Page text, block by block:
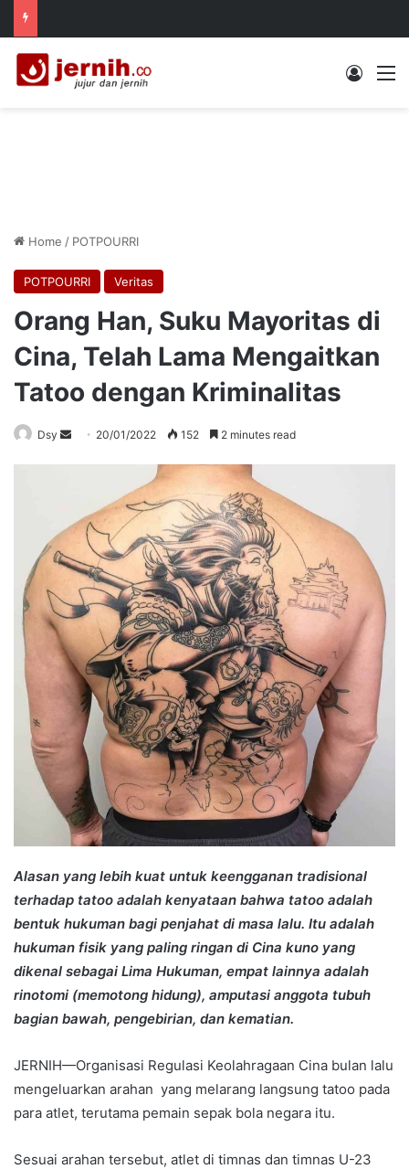
Log In
Home / POTPOURRI
POTPOURRI Veritas
Orang Han, Suku Mayoritas di
Cina, Telah Lama Mengaitkan
Tatoo dengan Kriminalitas
Dsy
Send 20/01/2022 152 2 minutes read
Alasan yang lebih kuat untuk keengganan tradisional
terhadap tatoo adalah kenyataan bahwa tatoo adalah
bentuk hukuman bagi penjahat di masa lalu. Itu adalah
hukuman fisik yang paling ringan di Cina kuno yang
dikenal sebagai Lima Hukuman, empat lainnya adalah
rinotomi (memotong hidung), amputasi anggota tubuh
bagian bawah, pengebirian, dan kematian.
JERNIH—Organisasi Regulasi Keolahragaan Cina bulan lalu
mengeluarkan arahan yang melarang langsung tatoo pada
para atlet, terutama pemain sepak bola negara itu.
Sesuai arahan tersebut, atlet di timnas dan timnas U-23